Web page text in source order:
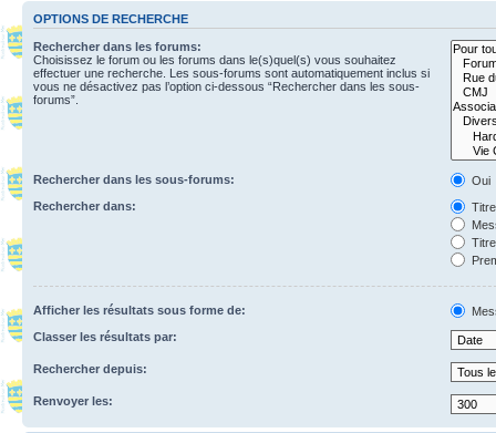
OPTIONS DE RECHERCHE
Rechercher dans les forums:
Choisissez le forum ou les forums dans le(s)quel(s) vous souhaitez
effectuer une recherche. Les sous-forums sont automatiquement inclus si
vous ne désactivez pas l’option ci-dessous “Rechercher dans les sous-
forums”.
Rechercher dans les sous-forums:
Oui
Rechercher dans:
Afficher les résultats sous forme de:
Classer les résultats par:
Rechercher depuis:
Renvoyer les: